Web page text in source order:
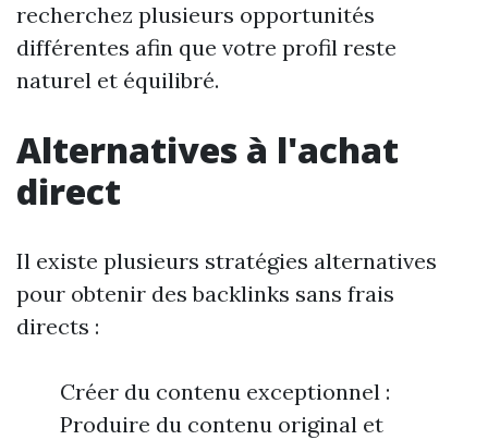
recherchez plusieurs opportunités
différentes afin que votre profil reste
naturel et équilibré.
Alternatives à l'achat
direct
Il existe plusieurs stratégies alternatives
pour obtenir des backlinks sans frais
directs :
Créer du contenu exceptionnel :
Produire du contenu original et